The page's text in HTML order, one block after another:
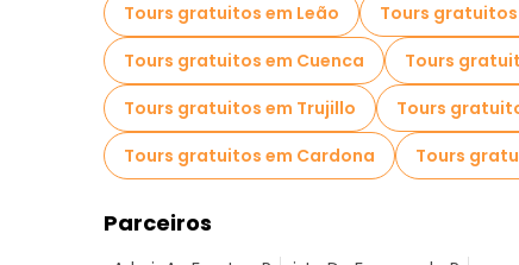
Passeios gratuitos perto Royal Palace of
Tours gratuitos em Leão Tours gratuitos
Tours gratuitos em Cuenca
Tours
Tours gratuitos em Trujillo
Tours
Tours gratuitos em Cardona
Tours
Parceiros